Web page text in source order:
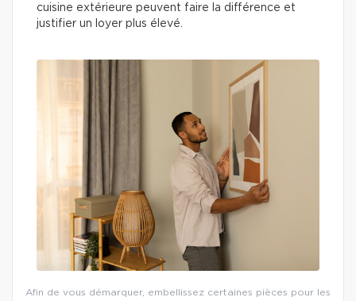
cuisine extérieure peuvent faire la différence et
justifier un loyer plus élevé.
Afin de vous démarquer, embellissez certaines pièces pour les